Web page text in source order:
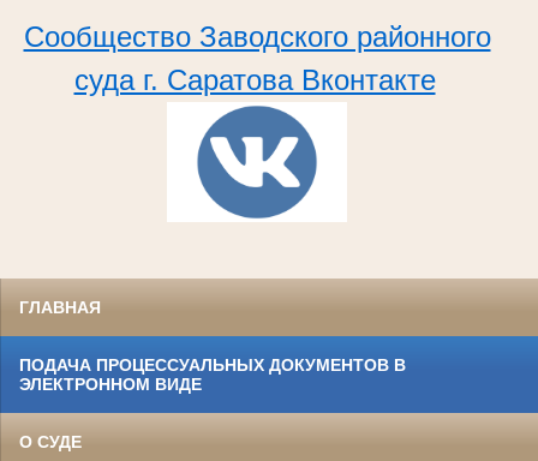
Сообщество Заводского районного
суда г. Саратова Вконтакте
ГЛАВНАЯ
ПОДАЧА ПРОЦЕССУАЛЬНЫХ ДОКУМЕНТОВ В
ЭЛЕКТРОННОМ ВИДЕ
О СУДЕ